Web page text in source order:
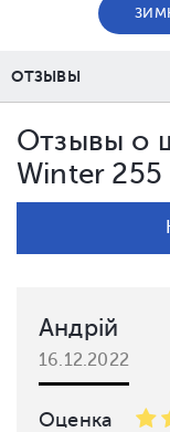
ОТЗЫВЫ
Отзывы о
Winter 255
Андрій
16.12.2022
Оценка